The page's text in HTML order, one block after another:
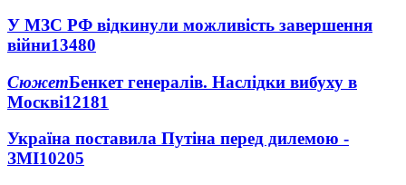
У МЗС РФ відкинули можливість завершення
війни13480
СюжетБенкет генералів. Наслідки вибуху в
Москві12181
Україна поставила Путіна перед дилемою -
ЗМІ10205